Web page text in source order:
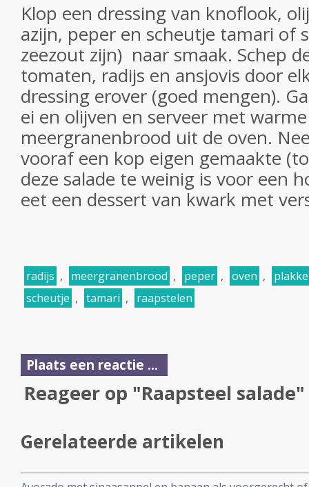
Klop een dressing van knoflook,
azijn, peper en scheutje tamari of
zeezout zijn) naar smaak. Schep
tomaten, radijs en ansjovis door
dressing erover (goed mengen).
ei en olijven en serveer met
meergranenbrood uit de oven.
vooraf een kop eigen gemaakte
deze salade te weinig is voor een
eet een dessert van kwark met
radijs , meergranenbrood , peper , oven ,
scheutje , tamari , raapstelen
Plaats een reactie ...
Reageer op "Raapsteel salade"
Gerelateerde artikelen